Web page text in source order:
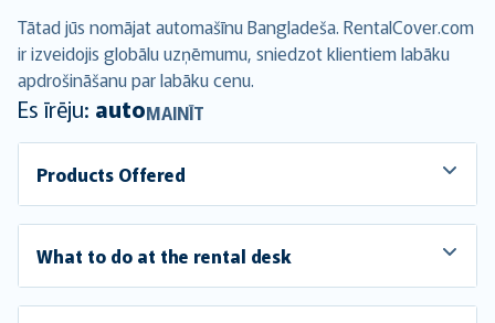
Tātad jūs nomājat automašīnu Bangladeša. RentalCover.com
ir izveidojis globālu uzņēmumu, sniedzot klientiem labāku
apdrošināšanu par labāku cenu.
Es īrēju: autoMAINĪT
Products Offered
What to do at the rental desk